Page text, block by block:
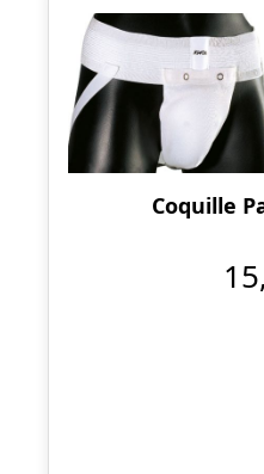
Coquille